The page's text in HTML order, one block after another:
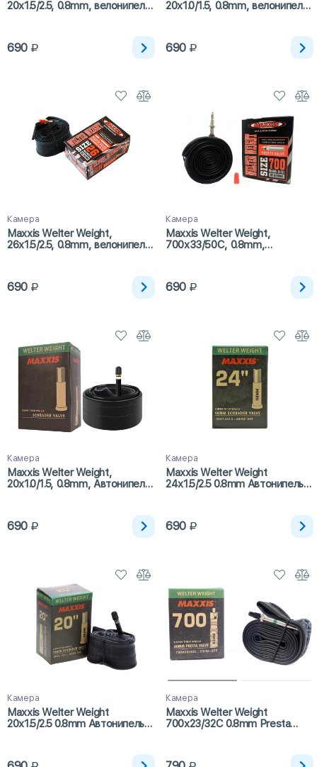
20x1.5/2.5, 0.8mm, велонипель,
690
20x1.0/1.5, 0.8mm, велонипель,
690
Камера
Maxxis Welter Weight,
26x1.5/2.5, 0.8mm, велонипель,
690
Камера
Maxxis Welter Weight,
700x33/50C, 0.8mm,
690
Камера
Maxxis Welter Weight,
20x1.0/1.5, 0.8mm, Автонипель,
690
Камера
Maxxis Welter Weight
24x1.5/2.5 0.8mm Автонипель
690
Камера
Maxxis Welter Weight
20x1.5/2.5 0.8mm Автонипель
Камера
Maxxis Welter Weight
700x23/32C 0.8mm Presta